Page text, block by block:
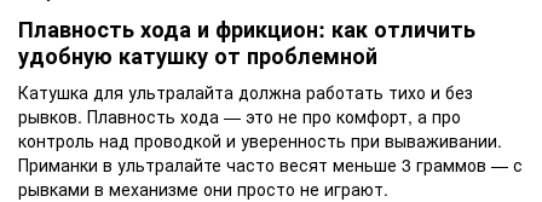
Плавность хода и фрикцион: как отличить
удобную катушку от проблемной
Катушка для ультралайта должна работать тихо и без
рывков. Плавность хода — это не про комфорт, а про
контроль над проводкой и уверенность при вываживании.
Приманки в ультралайте часто весят меньше 3 граммов — с
рывками в механизме они просто не играют.